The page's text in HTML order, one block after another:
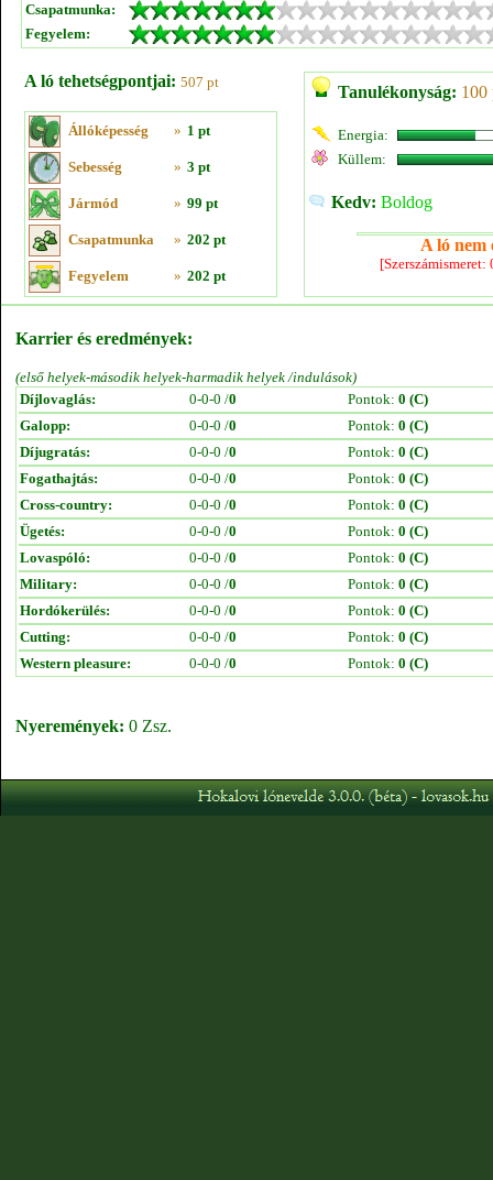
Csapatmunka:
Fegyelem:
A ló tehetségpontjai: 507 pt
Állóképesség » 1 pt
Sebesség » 3 pt
Jármód » 99 pt
Csapatmunka » 202 pt
Fegyelem » 202 pt
Tanulékonyság: 100
Energia:
Küllem:
Kedv: Boldog
A ló nem
Karrier és eredmények:
(első helyek-második helyek-harmadik helyek /indulások)
Díjlovaglás:
0-0-0 /0 Pontok: 0 (C)
Galopp:
0-0-0 /0 Pontok: 0 (C)
Díjugratás:
0-0-0 /0 Pontok: 0 (C)
Fogathajtás:
0-0-0 /0 Pontok: 0 (C)
Cross-country:
0-0-0 /0 Pontok: 0 (C)
Ügetés:
0-0-0 /0 Pontok: 0 (C)
Lovaspóló:
0-0-0 /0 Pontok: 0 (C)
Military:
0-0-0 /0 Pontok: 0 (C)
Hordókerülés:
0-0-0 /0 Pontok: 0 (C)
Cutting:
0-0-0 /0 Pontok: 0 (C)
Western pleasure:
0-0-0 /0 Pontok: 0 (C)
Nyeremények: 0 Zsz.